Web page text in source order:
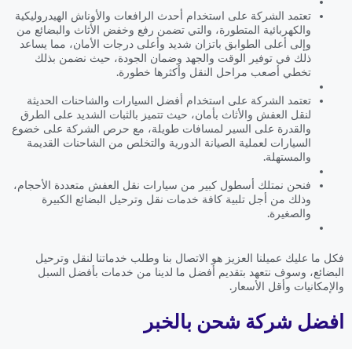
تعتمد الشركة على استخدام أحدث الرافعات والأوناش الهيدروليكية
والكهربائية المتطورة، والتي تضمن رفع وخفض الأثاث والبضائع من
وإلى أعلى الطوابق باتزان شديد وأعلى درجات الأمان، مما يساعد
ذلك في توفير الوقت والجهد وضمان الجودة، حيث نضمن بذلك
تخطي أصعب مراحل النقل وأكثرها خطورة.
تعتمد الشركة على استخدام أفضل السيارات والشاحنات الحديثة
لنقل العفش والأثاث بأمان، حيث تتميز بالثبات الشديد على الطرق
والقدرة على السير لمسافات طويلة، مع حرص الشركة على خضوع
السيارات لعملية الصيانة الدورية والتخلص من الشاحنات القديمة
والمستهلة.
فنحن نمتلك أسطول كبير من سيارات نقل العفش متعددة الأحجام،
وذلك من أجل تلبية كافة خدمات نقل وترحيل البضائع الكبيرة
والصغيرة.
فكل ما عليك عميلنا العزيز هو الاتصال بنا وطلب خدماتنا لنقل وترحيل
البضائع، وسوف نتعهد بتقديم أفضل ما لدينا من خدمات بأفضل السبل
والإمكانيات وأقل الأسعار.
افضل شركة شحن بالخبر